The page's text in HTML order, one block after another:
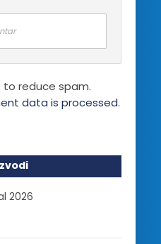
to reduce spam.
data is processed.
2026